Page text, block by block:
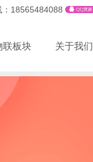
：18565484088
联板块 关于我们